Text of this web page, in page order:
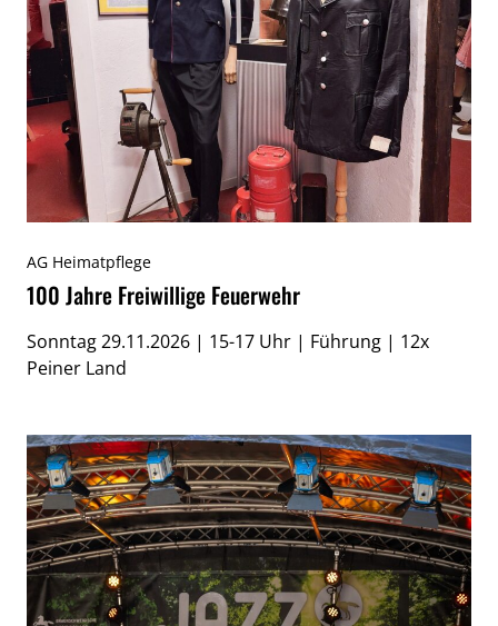
AG Heimatpflege
100 Jahre Freiwillige Feuerwehr
Sonntag 29.11.2026 | 15-17 Uhr | Führung | 12x
Peiner Land